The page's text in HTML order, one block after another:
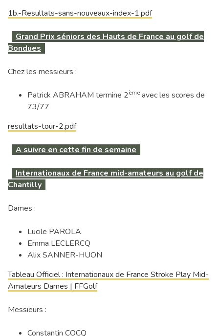
1b.-Resultats-sans-nouveaux-index-1.pdf
Grand Prix séniors des Hauts de France au golf de
Bondues
Chez les messieurs :
Patrick ABRAHAM termine 2ème avec les scores de
73/77
resultats-tour-2.pdf
A suivre en cette fin de semaine
Internationaux de France mid-amateurs au golf de
Chantilly
Dames :
Lucile PAROLA
Emma LECLERCQ
Alix SANNER-HUON
Tableau Officiel : Internationaux de France Stroke Play Mid-
Amateurs Dames | FFGolf
Messieurs :
Constantin COCQ